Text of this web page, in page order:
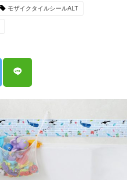
モザイクタイルシールALT